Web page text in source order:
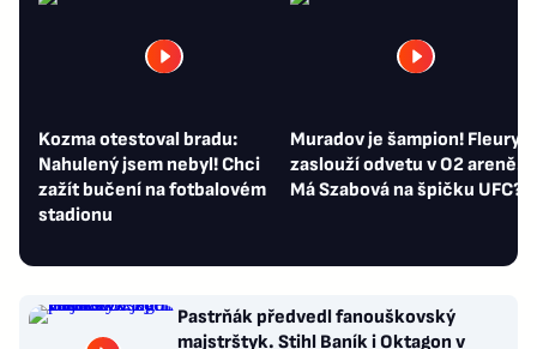
Kozma otestoval bradu:
Nahulený jsem nebyl! Chci
zažít bučení na fotbalovém
stadionu
Muradov je šampion! Fleury si
zaslouží odvetu v O2 areně.
Má Szabová na špičku UFC?
Pastrňák předvedl fanouškovský
majstrštyk. Stihl Baník i Oktagon v